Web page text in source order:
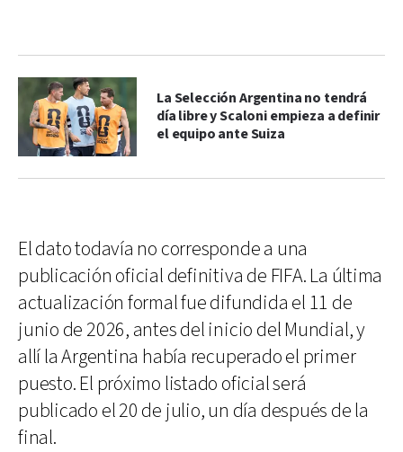
La Selección Argentina no tendrá
día libre y Scaloni empieza a definir
el equipo ante Suiza
El dato todavía no corresponde a una
publicación oficial definitiva de FIFA. La última
actualización formal fue difundida el 11 de
junio de 2026, antes del inicio del Mundial, y
allí la Argentina había recuperado el primer
puesto. El próximo listado oficial será
publicado el 20 de julio, un día después de la
final.